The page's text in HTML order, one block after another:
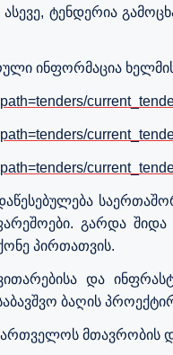
ასევე, ტენდერია
ინფორმაცია
გარდა
პირთათვის.
და
ბაღის
მთავრობის